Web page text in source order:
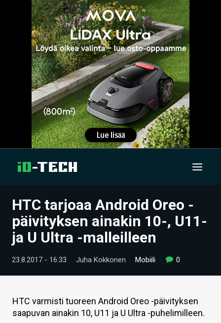
UUTISET
ARTIKKELIT
VIDEOT
TECHBBS
TIETOA
HINTA.FI
HTC tarjoaa Android Oreo -
päivityksen ainakin 10-, U11-
ja U Ultra -malleilleen
23.8.2017 - 16:33 Juha Kokkonen Mobiili 0
HTC varmisti tuoreen Android Oreo -päivityksen
saapuvan ainakin 10, U11 ja U Ultra -puhelimilleen.